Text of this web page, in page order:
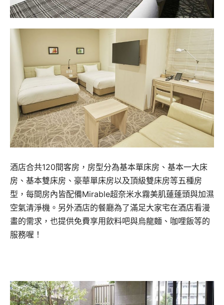
酒店合共120間客房，房型分為基本單床房、基本一大床
房、基本雙床房、豪華單床房以及頂級雙床房等五種房
型，每間房內皆配備Mirable超奈米水霧美肌蓮蓬頭與加濕
空氣清淨機。另外酒店的餐廳為了滿足大家宅在酒店看漫
畫的需求，也提供免費享用飲料吧與烏龍麵、咖哩飯等的
服務喔！